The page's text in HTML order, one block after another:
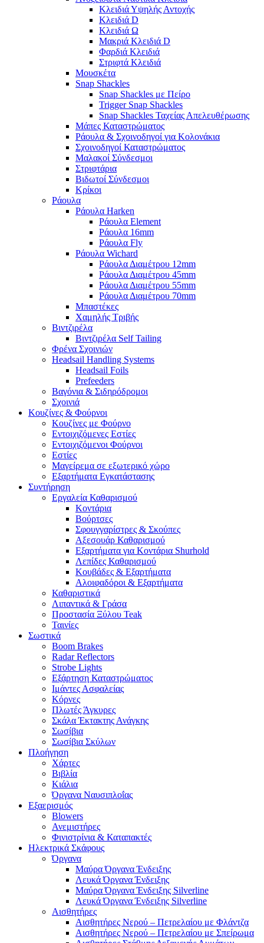
Κλειδιά Υψηλής Αντοχής
Κλειδιά D
Κλειδιά Ω
Μακριά Κλειδιά D
Φαρδιά Κλειδιά
Στριφτά Κλειδιά
Μουσκέτα
Snap Shackles
Snap Shackles με Πείρο
Trigger Snap Shackles
Snap Shackles Ταχείας Απελευθέρωσης
Μάπες Καταστρώματος
Ράουλα & Σχοινοδηγοί για Κολονάκια
Σχοινοδηγοί Καταστρώματος
Μαλακοί Σύνδεσμοι
Στριφτάρια
Βιδωτοί Σύνδεσμοι
Κρίκοι
Ράουλα
Ράουλα Harken
Ράουλα Element
Ράουλα 16mm
Ράουλα Fly
Ράουλα Wichard
Ράουλα Διαμέτρου 12mm
Ράουλα Διαμέτρου 45mm
Ράουλα Διαμέτρου 55mm
Ράουλα Διαμέτρου 70mm
Μπαστέκες
Χαμηλής Τριβής
Βιντζιρέλα
Βιντζιρέλα Self Tailing
Φρένα Σχοινιών
Headsail Handling Systems
Headsail Foils
Prefeeders
Βαγόνια & Σιδηρόδρομοι
Σχοινιά
Κουζίνες & Φούρνοι
Κουζίνες με Φούρνο
Εντοιχιζόμενες Εστίες
Εντοιχιζόμενοι Φούρνοι
Εστίες
Μαγείρεμα σε εξωτερικό χώρο
Εξαρτήματα Εγκατάστασης
Συντήρηση
Εργαλεία Καθαρισμού
Κοντάρια
Βούρτσες
Σφουγγαρίστρες & Σκούπες
Αξεσουάρ Καθαρισμού
Εξαρτήματα για Κοντάρια Shurhold
Λεπίδες Καθαρισμού
Κουβάδες & Εξαρτήματα
Αλοιφαδόροι & Εξαρτήματα
Καθαριστικά
Λιπαντικά & Γράσα
Προστασία Ξύλου Teak
Ταινίες
Σωστικά
Boom Brakes
Radar Reflectors
Strobe Lights
Εξάρτηση Καταστρώματος
Ιμάντες Ασφαλείας
Κόρνες
Πλωτές Άγκυρες
Σκάλα Έκτακτης Ανάγκης
Σωσίβια
Σωσίβια Σκύλων
Πλοήγηση
Χάρτες
Βιβλία
Κιάλια
Όργανα Ναυσιπλοΐας
Εξαερισμός
Blowers
Ανεμιστήρες
Φινιστρίνια & Καταπακτές
Ηλεκτρικά Σκάφους
Όργανα
Μαύρα Όργανα Ένδειξης
Λευκά Όργανα Ένδειξης
Μαύρα Όργανα Ένδειξης Silverline
Λευκά Όργανα Ένδειξης Silverline
Αισθητήρες
Αισθητήρες Νερού – Πετρελαίου με Φλάντζα
Αισθητήρες Νερού – Πετρελαίου με Σπείρωμα